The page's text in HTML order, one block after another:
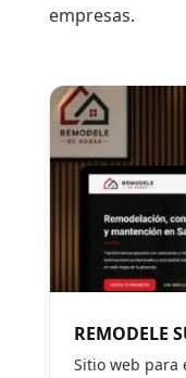
empresas.
REMODELE
Sitio web para